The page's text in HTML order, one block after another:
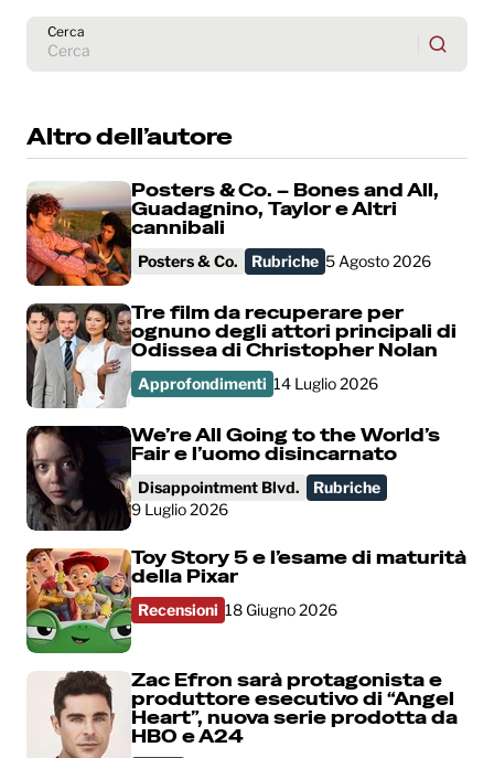
Cerca
Altro dell’autore
Posters & Co. – Bones and All,
Guadagnino, Taylor e Altri
cannibali
Posters & Co. Rubriche 5 Agosto 2026
Tre film da recuperare per
ognuno degli attori principali di
Odissea di Christopher Nolan
Approfondimenti 14 Luglio 2026
We’re All Going to the World’s
Fair e l’uomo disincarnato
Disappointment Blvd.
Rubriche
9 Luglio 2026
Toy Story 5 e l’esame di maturità
della Pixar
Recensioni 18 Giugno 2026
Zac Efron sarà protagonista e
produttore esecutivo di “Angel
Heart”, nuova serie prodotta da
HBO e A24